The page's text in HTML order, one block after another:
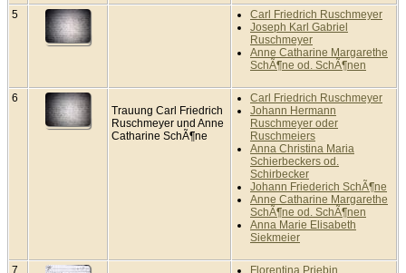
5
Carl Friedrich Ruschmeyer
Joseph Karl Gabriel
Ruschmeyer
Anne Catharine Margarethe
SchÃ¶ne od. SchÃ¶nen
6
Trauung Carl Friedrich
Ruschmeyer und Anne
Catharine SchÃ¶ne
Carl Friedrich Ruschmeyer
Johann Hermann
Ruschmeyer oder
Ruschmeiers
Anna Christina Maria
Schierbeckers od.
Schirbecker
Johann Friederich SchÃ¶ne
Anne Catharine Margarethe
SchÃ¶ne od. SchÃ¶nen
Anna Marie Elisabeth
Siekmeier
7
Florentina Priebin